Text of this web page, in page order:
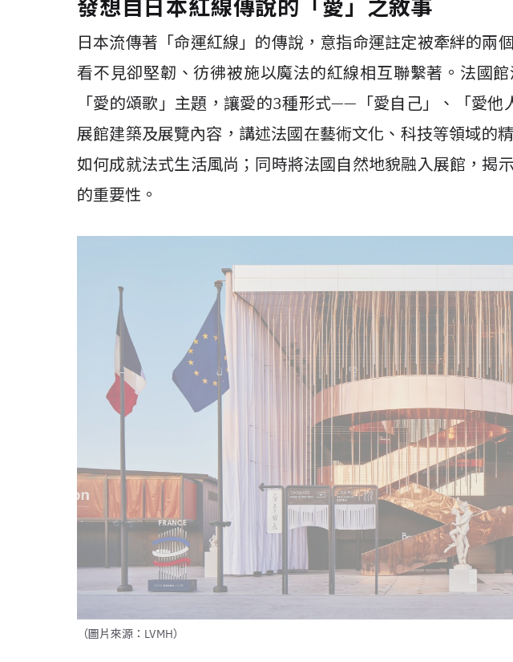
發想自日本紅線傳說的「愛」之敘事
日本流傳著「命運紅線」的傳說，意指命運註定被牽絆的兩
看不見卻堅韌、彷彿被施以魔法的紅線相互聯繫著。法國
「愛的頌歌」主題，讓愛的3種形式—— 「愛自己」、「愛
展館建築及展覽內容，講述法國在藝術文化、科技等領域的
如何成就法式生活風尚；同時將法國自然地貌融入展館，揭
的重要性。
（圖片來源：LVMH）